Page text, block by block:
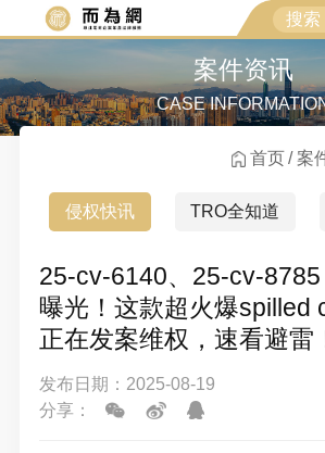
案件资讯
CASE
首页 案
侵权快讯 TRO全知道
25-cv-6140、25-cv-
曝光！这款超火爆spilled
正在发案维权，速看避雷
发布日期：2025-08-19
分享：